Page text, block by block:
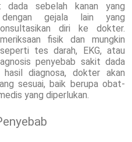
dada sebelah kanan yang
gejala lain yang
diri ke dokter.
fisik dan mungkin
tes darah, EKG, atau
penyebab sakit dada
hasil diagnosa, dokter akan
sesuai, baik berupa obat-
yang diperlukan.